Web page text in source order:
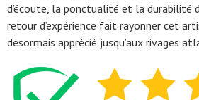
d’écoute, la ponctualité et la durabilité
retour d’expérience fait rayonner cet
désormais apprécié jusqu’aux rivages